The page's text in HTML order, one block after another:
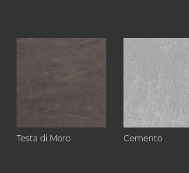
Testa di Moro Cemento